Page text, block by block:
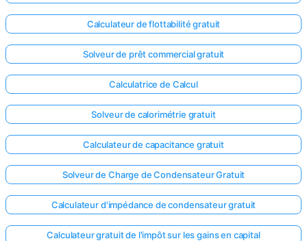
Calculateur de flottabilité gratuit
Solveur de prêt commercial gratuit
Calculatrice de Calcul
Solveur de calorimétrie gratuit
Calculateur de capacitance gratuit
Solveur de Charge de Condensateur Gratuit
Calculateur d'impédance de condensateur gratuit
Calculateur gratuit de l'impôt sur les gains en capital